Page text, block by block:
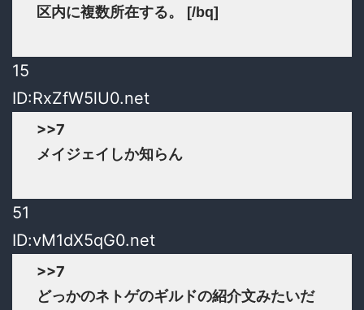
区内に複数所在する。 [/bq]
15
ID:RxZfW5lU0.net
>>7
メイジェイしか知らん
51
ID:vM1dX5qG0.net
>>7
どっかのネトゲのギルドの紹介文みたいだ